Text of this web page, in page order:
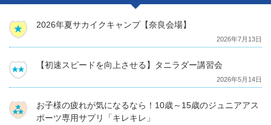
2026年夏サカイクキャンプ【奈良会場】
2026年7月13日
【初速スピードを向上させる】タニラダー講習会
2026年5月14日
お子様の疲れが気になるなら！10歳～15歳のジュニアアス
ポーツ専用サプリ「キレキレ」